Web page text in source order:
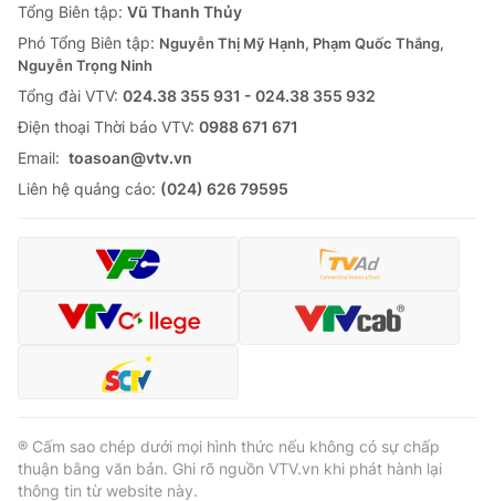
Tổng Biên tập: Vũ Thanh Thủy
Phó Tổng Biên tập: Nguyễn Thị Mỹ Hạnh, Phạm Quốc Thắng,
Nguyễn Trọng Ninh
Tổng đài VTV: 024.38 355 931 - 024.38 355 932
Ðiện thoại Thời báo VTV: 0988 671 671
Email: toasoan@vtv.vn
Liên hệ quảng cáo: (024) 626 79595
® Cấm sao chép dưới mọi hình thức nếu không có sự chấp
thuận bằng văn bản. Ghi rõ nguồn VTV.vn khi phát hành lại
thông tin từ website này.